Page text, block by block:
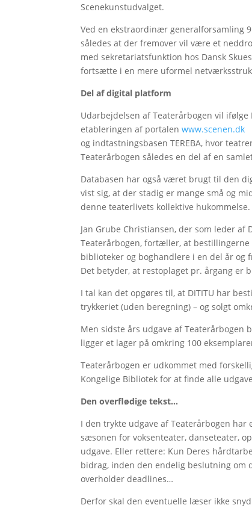
Scenekunstudvalget.
Ved en ekstraordinær generalforsamling
således at der fremover vil være et
med sekretariatsfunktion hos Dansk
fortsætte i en mere uformel
Del af digital platform
Udarbejdelsen af Teaterårbogen vil
etableringen af portalenwww.scenen.dk
og indtastningsbasen TEREBA, hvor
Teaterårbogen således en del af en
Databasen har også været brugt til den
vist sig, at der stadig er mange små og
denne teaterlivets kollektive
Jan Grube Christiansen, der som leder
Teaterårbogen, fortæller, at
biblioteker og boghandlere i en del år og
Det betyder, at restoplaget pr. årgang er
I tal kan det opgøres til, at DITITU har
trykkeriet (uden beregning) – og solgt
Men sidste års udgave af Teaterårbogen
ligger et lager på omkring 100
Teaterårbogen er udkommet med
Kongelige Bibliotek for at finde alle
Den overflødige tekst…
I den trykte udgave af Teaterårbogen
sæsonen for voksenteater, danseteater,
udgave. Eller rettere: Kun Deres
bidrag, inden den endelig beslutning om
overholder deadlines…
Derfor skal den eventuelle læser ikke